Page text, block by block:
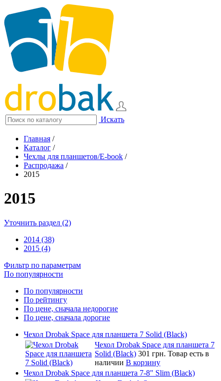
Искать
Главная /
Каталог /
Чехлы для планшетов/E-book /
Распродажа /
2015
2015
Уточнить раздел (2)
2014 (38)
2015 (4)
Фильтр по параметрам
По популярности
По популярности
По рейтингу
По цене, сначала недорогие
По цене, сначала дорогие
Чехол Drobak Space для планшета 7 Solid (Black)
Чехол Drobak Space для планшета 7
Solid (Black) 301 грн. Товар есть в
наличии В корзину
Чехол Drobak Space для планшета 7-8" Slim (Black)